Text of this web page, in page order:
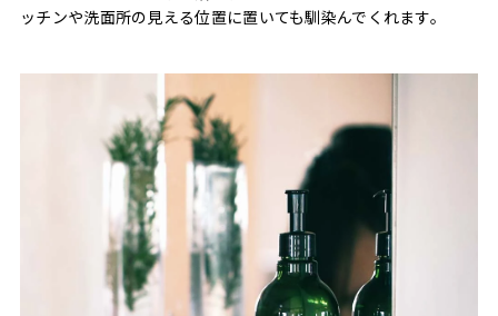
ッチンや洗面所の見える位置に置いても馴染んでくれます。